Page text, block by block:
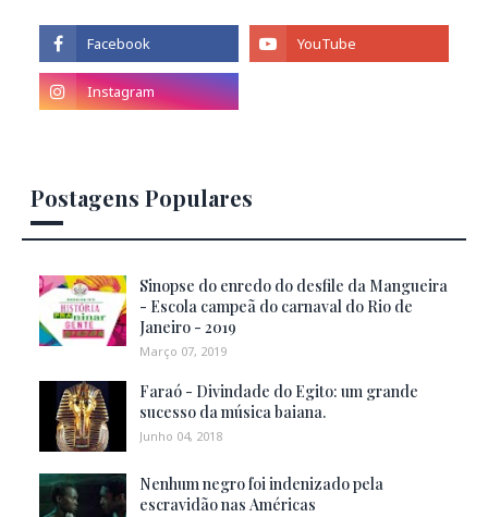
Postagens Populares
Sinopse do enredo do desfile da Mangueira
- Escola campeã do carnaval do Rio de
Janeiro - 2019
Março 07, 2019
Faraó - Divindade do Egito: um grande
sucesso da música baiana.
Junho 04, 2018
Nenhum negro foi indenizado pela
escravidão nas Américas